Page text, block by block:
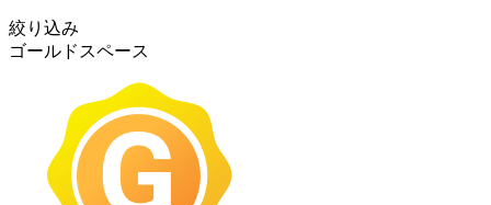
絞り込み
ゴールドスペース